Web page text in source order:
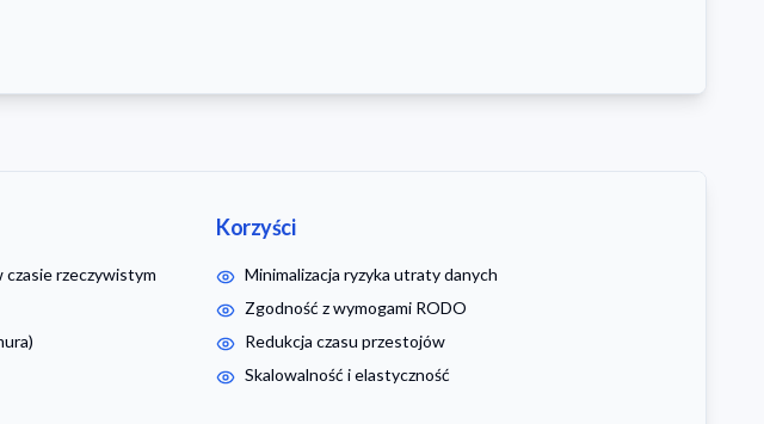
rzeczywistym
Korzyści
Minimalizacja ryzyka utraty danych
Zgodność z wymogami RODO
Redukcja czasu przestojów
Skalowalność i elastyczność